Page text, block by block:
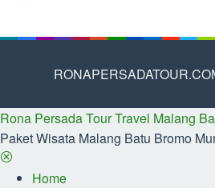
Rona Persada Tour Travel Malang
Paket Wisata Malang Batu Bromo
Home